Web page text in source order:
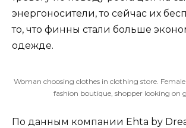
энергоносители, то сейчас их
то, что финны стали больше
одежде.
Woman choosing clothes in clothing store.
fashion boutique, shopper looking on
По данным компании Ehta by